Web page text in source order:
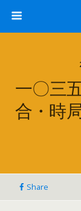
一〇三
合・時
Share